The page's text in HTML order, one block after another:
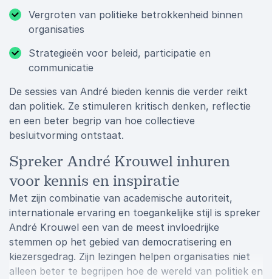
Vergroten van politieke betrokkenheid binnen
organisaties
Strategieën voor beleid, participatie en
communicatie
De sessies van André bieden kennis die verder reikt
dan politiek. Ze stimuleren kritisch denken, reflectie
en een beter begrip van hoe collectieve
besluitvorming ontstaat.
Spreker André Krouwel inhuren
voor kennis en inspiratie
Met zijn combinatie van academische autoriteit,
internationale ervaring en toegankelijke stijl is spreker
André Krouwel een van de meest invloedrijke
stemmen op het gebied van democratisering en
kiezersgedrag. Zijn lezingen helpen organisaties niet
alleen beter te begrijpen hoe de wereld van politiek en